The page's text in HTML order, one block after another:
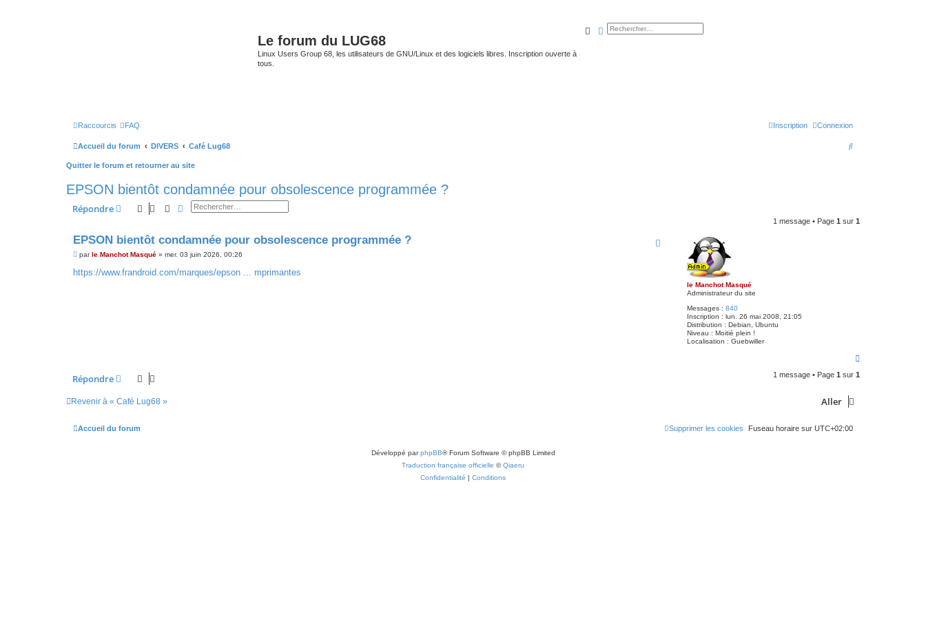
Le forum du LUG68
Linux Users Group 68, les utilisateurs de GNU/Linux et des logiciels libres. Inscription ouverte à
tous.
Rechercher
Recherche avancée
Raccourcis FAQ Connexion
Inscription
Accueil du forum DIVERS Café Lug68
R
Quitter le forum et retourner au site
EPSON bientôt condamnée pour obsolescence programmée ?
Répondre Rechercher
Recherche avancée
1 message • Page 1 sur 1
le Manchot Masqué
Administrateur du site
Messages : 840
Inscription : lun. 26 mai 2008, 21:05
Distribution : Debian, Ubuntu
Niveau : Moitié plein !
Localisation : Guebwiller
EPSON bientôt condamnée pour obsolescence programmée ?
M
s
parle Manchot Masqué » mer. 03 juin 2026, 00:26
https://www.frandroid.com/marques/epson ... mprimantes
u
Répondre 1 message • Page 1 sur 1
Revenir à « Café Lug68 » Aller
Accueil du forum Fuseau horaire sur UTC+02:00
Supprimer les cookies
Développé parphpBB® Forum Software © phpBB Limited
Traduction française officielle ©Qiaeru
Confidentialité | Conditions